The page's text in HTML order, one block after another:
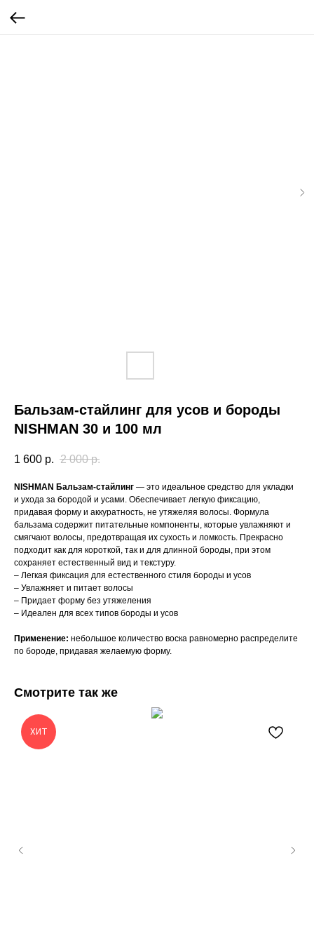
Бальзам-стайлинг для усов и бороды
NISHMAN 30 и 100 мл
1 600 р. 2 000 р.
NISHMAN Бальзам-стайлинг — это идеальное средство для укладки
и ухода за бородой и усами. Обеспечивает легкую фиксацию,
придавая форму и аккуратность, не утяжеляя волосы. Формула
бальзама содержит питательные компоненты, которые увлажняют и
смягчают волосы, предотвращая их сухость и ломкость. Прекрасно
подходит как для короткой, так и для длинной бороды, при этом
сохраняет естественный вид и текстуру.
– Легкая фиксация для естественного стиля бороды и усов
– Увлажняет и питает волосы
– Придает форму без утяжеления
– Идеален для всех типов бороды и усов
Применение: небольшое количество воска равномерно распределите
по бороде, придавая желаемую форму.
Смотрите так же
ХИТ